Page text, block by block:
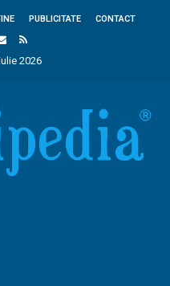
PUBLICITATE CONTACT
2026